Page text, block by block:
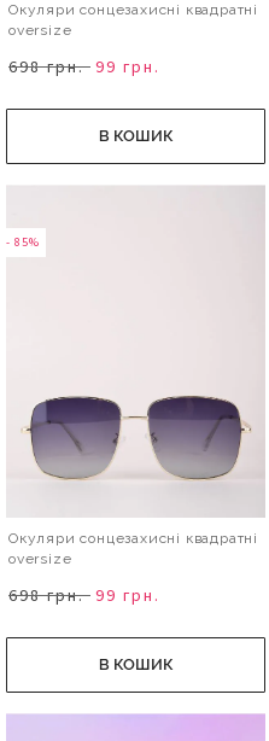
Окуляри сонцезахисні квадратні
oversize
698 грн. 99 грн.
В КОШИК
- 85%
Окуляри сонцезахисні квадратні
oversize
698 грн. 99 грн.
В КОШИК